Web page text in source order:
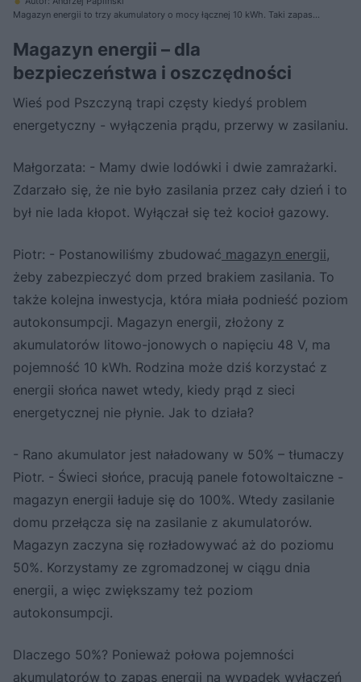
Magazyn energii to trzy akumulatory o mocy łącznej 10 kWh. Taki zapas
Magazyn energii – dla
bezpieczeństwa i oszczędności
Wieś pod Pszczyną trapi częsty kiedyś problem
energetyczny - wyłączenia prądu, przerwy w zasilaniu.
Małgorzata: - Mamy dwie lodówki i dwie zamrażarki.
Zdarzało się, że nie było zasilania przez cały dzień i to
był nie lada kłopot. Wyłączał się też kocioł gazowy.
Piotr: - Postanowiliśmy zbudować magazyn energii,
żeby zabezpieczyć dom przed brakiem zasilania. To
także kolejna inwestycja, która miała podnieść poziom
autokonsumpcji. Magazyn energii, złożony z
akumulatorów litowo-jonowych o napięciu 48 V, ma
pojemność 10 kWh. Rodzina może dziś korzystać z
energii słońca nawet wtedy, kiedy prąd z sieci
energetycznej nie płynie. Jak to działa?
- Rano akumulator jest naładowany w 50% – tłumaczy
Piotr. - Świeci słońce, pracują panele fotowoltaiczne -
magazyn energii ładuje się do 100%. Wtedy zasilanie
domu przełącza się na zasilanie z akumulatorów.
Magazyn zaczyna się rozładowywać aż do poziomu
50%. Korzystamy ze zgromadzonej w ciągu dnia
energii, a więc zwiększamy też poziom
autokonsumpcji.
Dlaczego 50%? Ponieważ połowa pojemności
akumulatorów to zapas energii na wypadek wyłączeń